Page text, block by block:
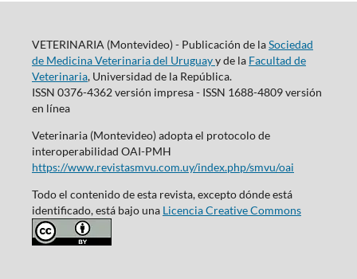
VETERINARIA (Montevideo) - Publicación de laSociedad
de Medicina Veterinaria del Uruguayy de la Facultad de
Veterinaria, Universidad de la República.
ISSN 0376-4362 versión impresa - ISSN 1688-4809 versión
en línea
Veterinaria (Montevideo) adopta el protocolo de
interoperabilidad OAI-PMH
https://www.revistasmvu.com.uy/index.php/smvu/oai
Todo el contenido de esta revista, excepto dónde está
identificado, está bajo una Licencia Creative Commons